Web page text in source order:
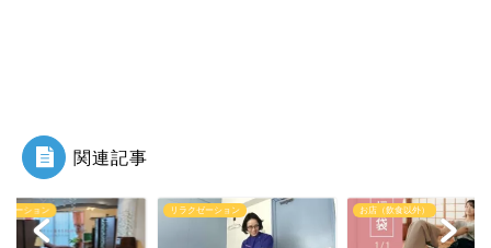
関連記事
ゼーション お店（飲食以外） リラクゼーション